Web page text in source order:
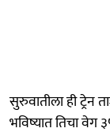
सुरुवातीला ही ट्रेन
भविष्यात तिचा वेग